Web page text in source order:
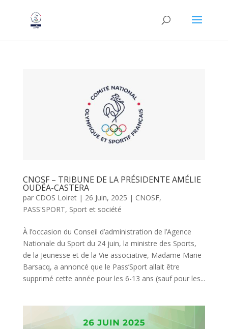
CNOSF – TRIBUNE DE LA PRÉSIDENTE AMÉLIE
OUDÉA-CASTERA
par CDOS Loiret| 26 Juin, 2025 | CNOSF,
PASS'SPORT, Sport et société
À l’occasion du Conseil d’administration de l’Agence
Nationale du Sport du 24 juin, la ministre des Sports,
de la Jeunesse et de la Vie associative, Madame Marie
Barsacq, a annoncé que le Pass’Sport allait être
supprimé cette année pour les 6-13 ans (sauf pour les...